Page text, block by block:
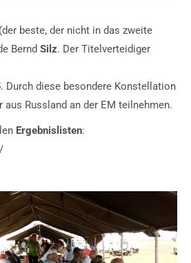
(der beste, der nicht in das zweite
Bernd Silz. Der Titelverteidiger
Durch diese besondere Konstellation
aus Russland an der EM teilnehmen.
Ergebnislisten: